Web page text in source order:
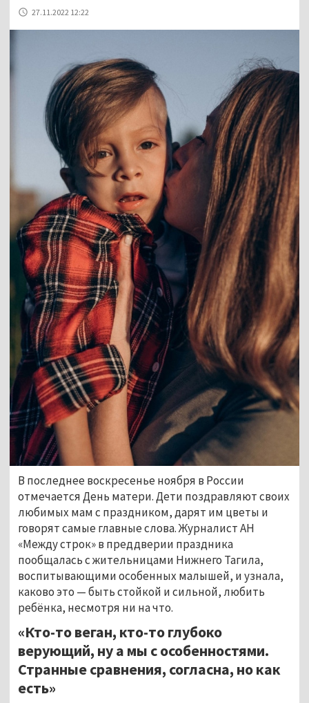
27.11.2022 12:22
В последнее воскресенье ноября в России
отмечается День матери. Дети поздравляют своих
любимых мам с праздником, дарят им цветы и
говорят самые главные слова. Журналист АН
«Между строк» в преддверии праздника
пообщалась с жительницами Нижнего Тагила,
воспитывающими особенных малышей, и узнала,
каково это — быть стойкой и сильной, любить
ребёнка, несмотря ни на что.
«Кто-то веган, кто-то глубоко
верующий, ну а мы с особенностями.
Странные сравнения, согласна, но как
есть»